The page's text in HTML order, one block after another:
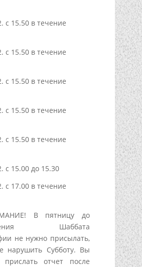
с 15.50 в течение
с 15.50 в течение
с 15.50 в течение
с 15.50 в течение
с 15.50 в течение
с 15.00 до 15.30
с 17.00 в течение
В пятницу до
Шаббата
не нужно присылать,
нарушить Субботу. Вы
прислать отчет после